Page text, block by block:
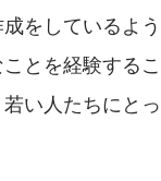
をしているよ
とを経験する
い人たちにと